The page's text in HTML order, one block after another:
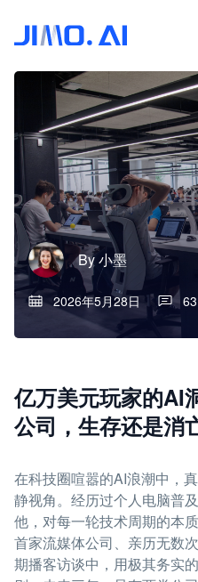
By小墨
2026年5月28日 63
亿万美元玩家的AI
公司，生存还是消
在科技圈喧嚣的AI浪潮中，
静视角。经历过个人电脑普
他，对每一轮技术周期的本
首家流媒体公司、亲历无数
期播客访谈中，用极其务实